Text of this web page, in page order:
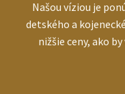
Našou víziou je
detského a
nižšie ceny, ako